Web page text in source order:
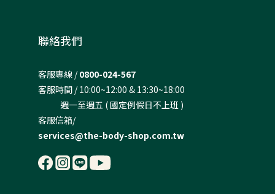
聯絡我們
客服專線 /0800-024-567
客服時間 / 10:00~12:00 & 13:30~18:00
週一至週五 ( 國定例假日不上班 )
客服信箱/
services@the-body-shop.com.tw